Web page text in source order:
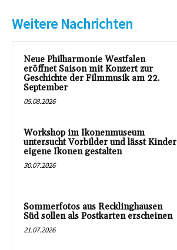
Weitere Nachrichten
Neue Philharmonie Westfalen
eröffnet Saison mit Konzert zur
Geschichte der Filmmusik am 22.
September
05.08.2026
Workshop im Ikonenmuseum
untersucht Vorbilder und lässt Kinder
eigene Ikonen gestalten
30.07.2026
Sommerfotos aus Recklinghausen
Süd sollen als Postkarten erscheinen
21.07.2026